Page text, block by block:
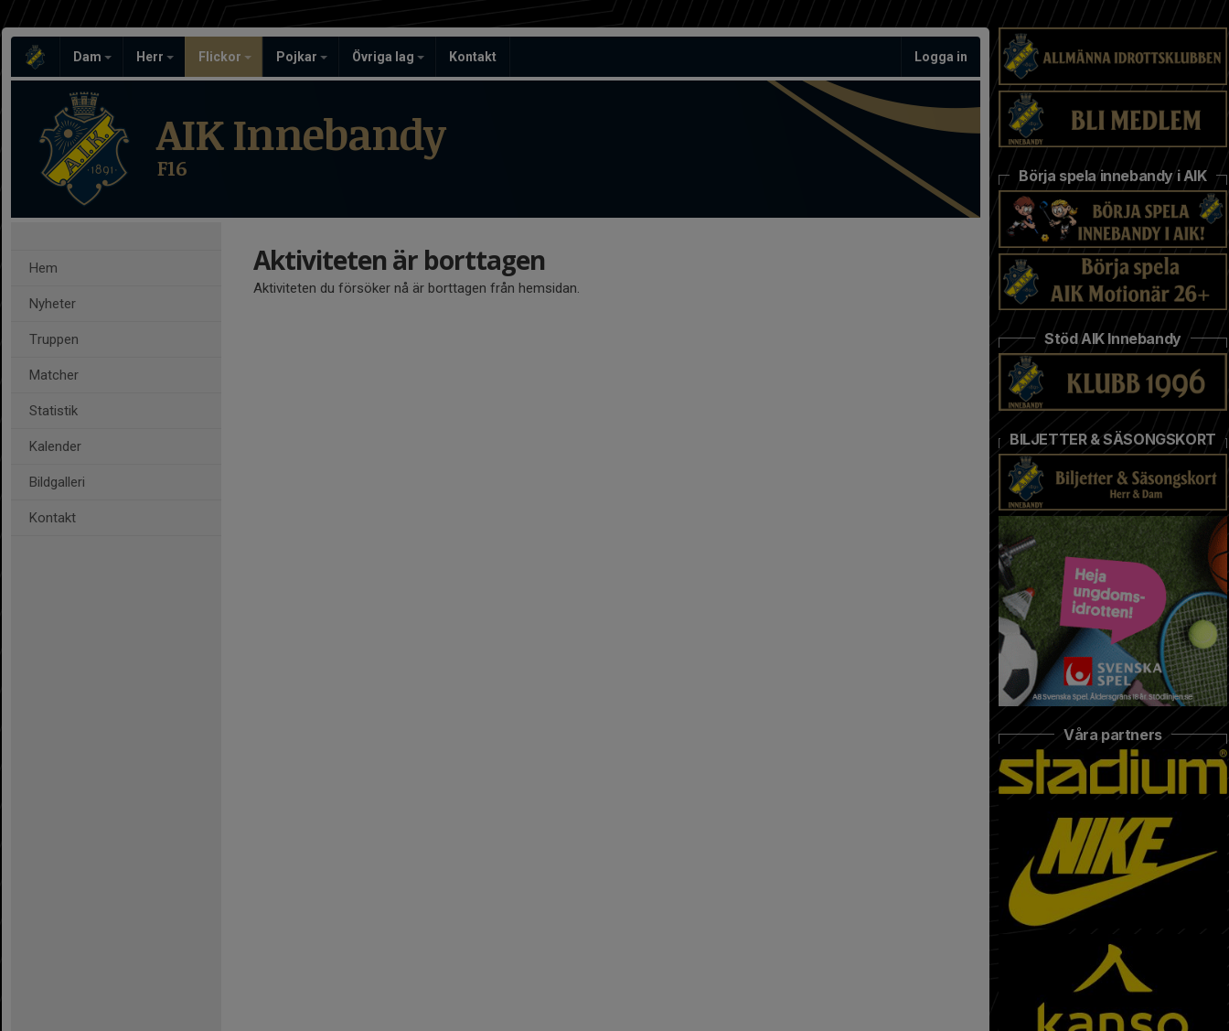
Dam Herr Flickor Pojkar Övriga lag Kontakt Logga in
AIK Innebandy
F16
Hem
Nyheter
Truppen
Matcher
Statistik
Kalender
Bildgalleri
Kontakt
Aktiviteten är borttagen
Aktiviteten du försöker nå är borttagen från hemsidan.
Börja spela innebandy i AIK
Stöd AIK Innebandy
BILJETTER & SÄSONGSKORT
Våra partners